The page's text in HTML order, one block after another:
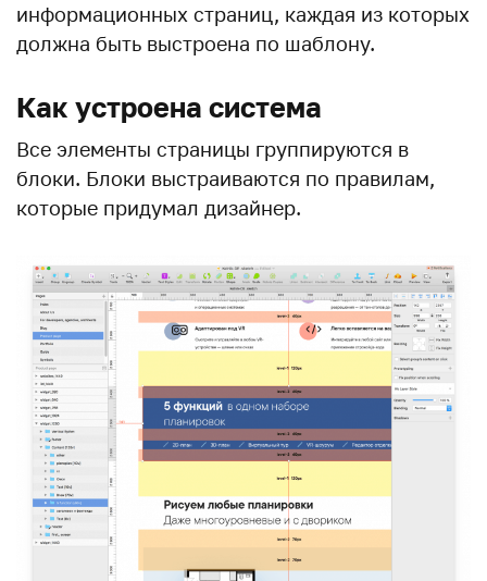
информационных страниц, каждая из которых
должна быть выстроена по шаблону.
Как устроена система
Все элементы страницы группируются в
блоки. Блоки выстраиваются по правилам,
которые придумал дизайнер.